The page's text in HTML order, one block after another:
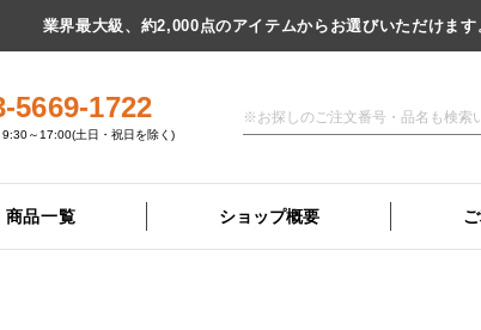
業界最大級、約2,000点のアイテムからお選びいただけます
5669-1722
～17:00(土日・祝日を除く)
商品一覧 ショップ概要